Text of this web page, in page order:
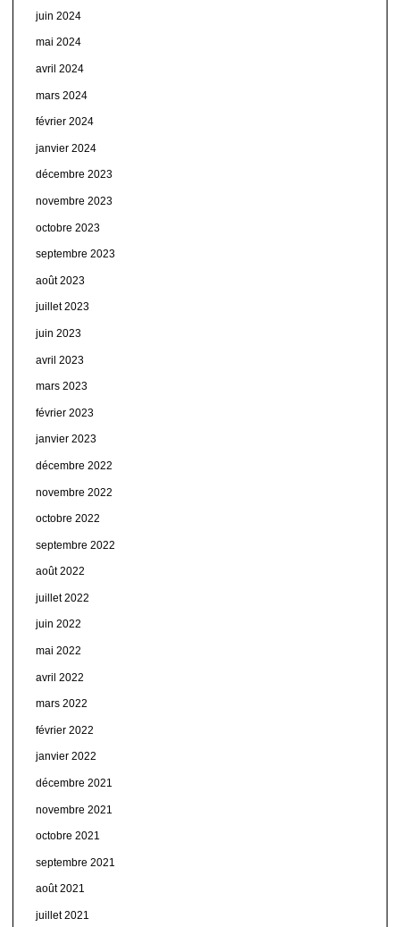
juin 2024
mai 2024
avril 2024
mars 2024
février 2024
janvier 2024
décembre 2023
novembre 2023
octobre 2023
septembre 2023
août 2023
juillet 2023
juin 2023
avril 2023
mars 2023
février 2023
janvier 2023
décembre 2022
novembre 2022
octobre 2022
septembre 2022
août 2022
juillet 2022
juin 2022
mai 2022
avril 2022
mars 2022
février 2022
janvier 2022
décembre 2021
novembre 2021
octobre 2021
septembre 2021
août 2021
juillet 2021